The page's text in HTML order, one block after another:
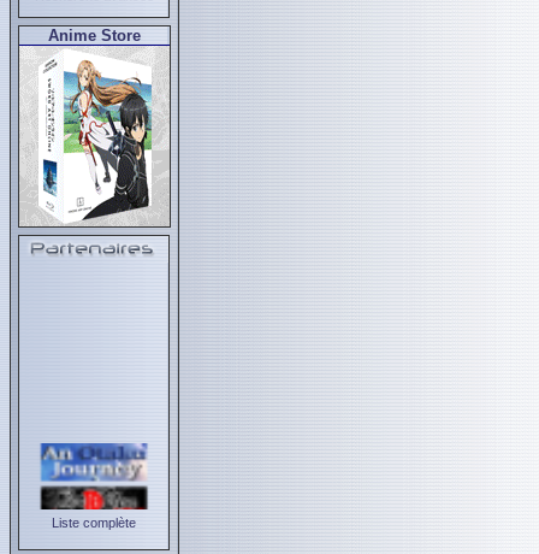
Anime Store
Liste complète